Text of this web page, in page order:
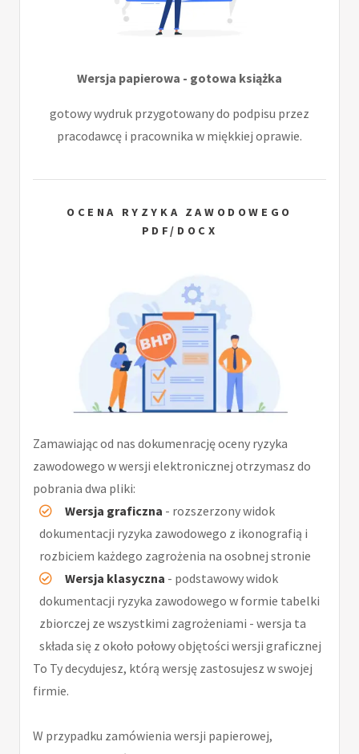
Wersja papierowa - gotowa książka
gotowy wydruk przygotowany do podpisu przez
pracodawcę i pracownika w miękkiej oprawie.
OCENA RYZYKA ZAWODOWEGO
PDF/DOCX
Zamawiając od nas dokumenrację oceny ryzyka
zawodowego w wersji elektronicznej otrzymasz do
pobrania dwa pliki:
Wersja graficzna - rozszerzony widok
dokumentacji ryzyka zawodowego z ikonografią i
rozbiciem każdego zagrożenia na osobnej stronie
Wersja klasyczna - podstawowy widok
dokumentacji ryzyka zawodowego w formie tabelki
zbiorczej ze wszystkimi zagrożeniami - wersja ta
składa się z około połowy objętości wersji graficznej
To Ty decydujesz, którą wersję zastosujesz w swojej
firmie.
W przypadku zamówienia wersji papierowej,